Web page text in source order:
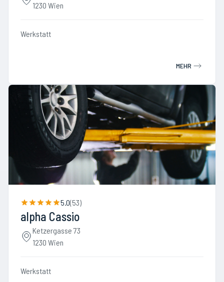
1230 Wien
Werkstatt
MEHR
5.0(53)
alpha Cassio
Ketzergasse 73
1230 Wien
Werkstatt